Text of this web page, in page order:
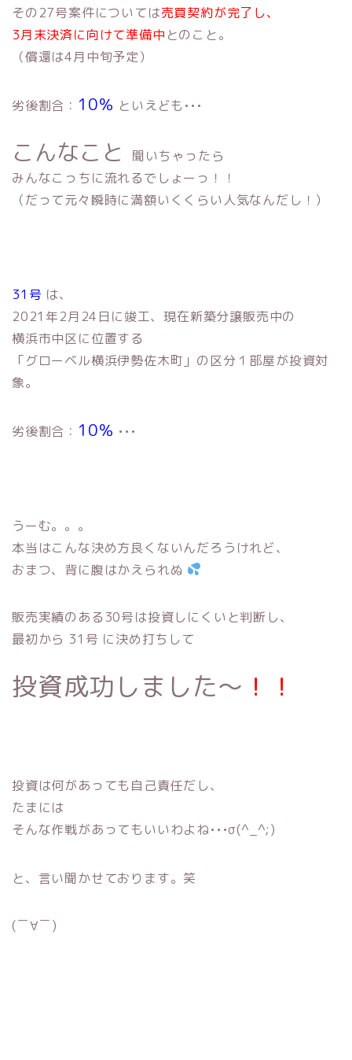
その27号案件については売買契約が完了し、
3月末決済に向けて準備中 とのこと。
（償還は4月中旬予定）
劣後割合： 10％ といえども•••
こんなこと
聞いちゃったら
みんなこっちに流れるでしょーっ！！
（だって元々瞬時に満額いくくらい人気なんだし！）
31号 は、
2021年2月24日に竣工、現在新築分譲販売中の
横浜市中区に位置する
「グローベル横浜伊勢佐木町」の区分１部屋が投資対
象。
劣後割合： 10％ •••
うーむ。。。
本当はこんな決め方良くないんだろうけれど、
おまつ、背に腹はかえられぬ
販売実績のある30号は投資しにくいと判断し、
最初から 31号 に決め打ちして
投資成功しました〜 ！！
投資は何があっても自己責任だし、
たまには
そんな作戦があってもいいわよね•••σ(^_^;)
と、言い聞かせております。笑
(￣∀￣)